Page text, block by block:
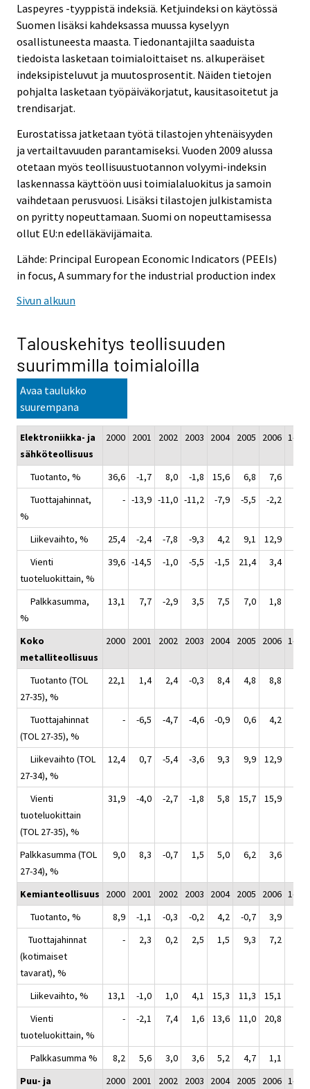
Laspeyres -tyyppistä indeksiä. Ketjuindeksi on käytössä
Suomen lisäksi kahdeksassa muussa kyselyyn
osallistuneesta maasta. Tiedonantajilta saaduista
tiedoista lasketaan toimialoittaiset ns. alkuperäiset
indeksipisteluvut ja muutosprosentit. Näiden tietojen
pohjalta lasketaan työpäiväkorjatut, kausitasoitetut ja
trendisarjat.
Eurostatissa jatketaan työtä tilastojen yhtenäisyyden
ja vertailtavuuden parantamiseksi. Vuoden 2009 alussa
otetaan myös teollisuustuotannon volyymi-indeksin
laskennassa käyttöön uusi toimialaluokitus ja samoin
vaihdetaan perusvuosi. Lisäksi tilastojen julkistamista
on pyritty nopeuttamaan. Suomi on nopeuttamisessa
ollut EU:n edelläkävijämaita.
Lähde: Principal European Economic Indicators (PEEIs)
in focus, A summary for the industrial production index
Sivun alkuun
Talouskehitys teollisuuden
suurimmilla toimialoilla
Avaa taulukko
suurempana
Elektroniikka- ja
sähköteollisuus
2000 2001 2002 2003 2004 2005 2006 1-3/
Tuotanto, % 36,6 -1,7 8,0 -1,8 15,6 6,8
7,6
Tuottajahinnat,
%
- -13,9 -11,0 -11,2 -7,9 -5,5 -2,2
Liikevaihto, % 25,4 -2,4 -7,8 -9,3 4,2 9,1
12,9
Vienti
tuoteluokittain, %
39,6 -14,5 -1,0 -5,5 -1,5 21,4 3,4
Palkkasumma,
%
13,1 7,7 -2,9 3,5 7,5 7,0 1,8
Koko
metalliteollisuus
2000 2001 2002 2003 2004 2005 2006 1-3/
Tuotanto (TOL
27-35), %
22,1 1,4 2,4 -0,3 8,4 4,8 8,8
Tuottajahinnat
(TOL 27-35), %
- -6,5 -4,7 -4,6 -0,9 0,6 4,2
Liikevaihto (TOL
27-34), %
12,4 0,7 -5,4 -3,6 9,3 9,9 12,9
Vienti
tuoteluokittain
(TOL 27-35), %
31,9 -4,0 -2,7 -1,8 5,8 15,7 15,9
Palkkasumma (TOL
27-34), %
9,0 8,3 -0,7 1,5 5,0 6,2 3,6
Kemianteollisuus 2000 2001 2002 2003 2004 2005 2006 1-3/
Tuotanto, %
8,9 -1,1 -0,3 -0,2 4,2 -0,7 3,9
Tuottajahinnat
(kotimaiset
tavarat), %
- 2,3 0,2 2,5 1,5 9,3 7,2
Liikevaihto, % 13,1 -1,0 1,0 4,1 15,3 11,3
15,1
Vienti
tuoteluokittain, %
- -2,1 7,4 1,6 13,6 11,0 20,8
Palkkasumma % 8,2 5,6 3,0 3,6 5,2 4,7
1,1
Puu- ja
2000 2001 2002 2003 2004 2005 2006 1-3/